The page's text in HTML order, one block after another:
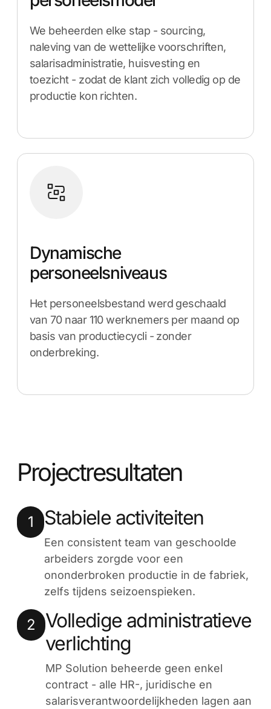
We beheerden elke stap - sourcing,
naleving van de wettelijke voorschriften,
salarisadministratie, huisvesting en
toezicht - zodat de klant zich volledig op de
productie kon richten.
Dynamische
personeelsniveaus
Het personeelsbestand werd geschaald
van 70 naar 110 werknemers per maand op
basis van productiecycli - zonder
onderbreking.
Projectresultaten
1 Stabiele activiteiten
Een consistent team van geschoolde
arbeiders zorgde voor een
ononderbroken productie in de fabriek,
zelfs tijdens seizoenspieken.
2
Volledige administratieve
verlichting
MP Solution beheerde geen enkel
contract - alle HR-, juridische en
salarisverantwoordelijkheden lagen aan